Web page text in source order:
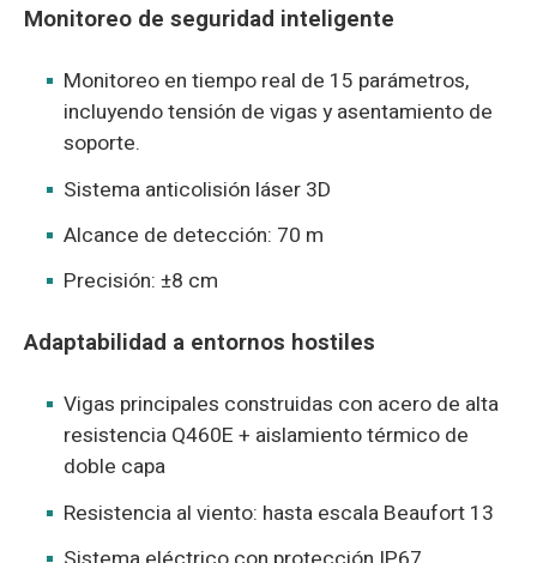
Monitoreo de seguridad inteligente
Monitoreo en tiempo real de 15 parámetros,
incluyendo tensión de vigas y asentamiento de
soporte.
Sistema anticolisión láser 3D
Alcance de detección: 70 m
Precisión: ±8 cm
Adaptabilidad a entornos hostiles
Vigas principales construidas con acero de alta
resistencia Q460E + aislamiento térmico de
doble capa
Resistencia al viento: hasta escala Beaufort 13